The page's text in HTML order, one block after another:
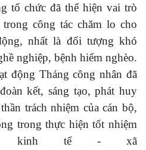
tổ chức đã thể hiện vai trò
công tác chăm lo cho
nhất là đối tượng khó
nghiệp, bệnh hiểm nghèo.
động Tháng công nhân đã
kết, sáng tạo, phát huy
trách nhiệm của cán bộ,
trong thực hiện tốt nhiệm
kinh tế - xã